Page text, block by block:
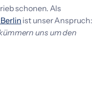
schonen. Als
ist unser Anspruch:
uns um den